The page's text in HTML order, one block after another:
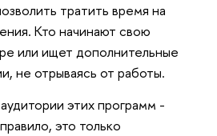
тратить время на
Кто начинают свою
или ищет дополнительные
не отрываясь от работы.
этих программ -
это только